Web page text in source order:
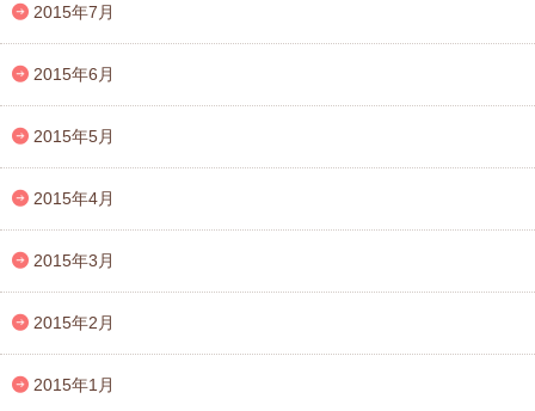
2015年7月
2015年6月
2015年5月
2015年4月
2015年3月
2015年2月
2015年1月